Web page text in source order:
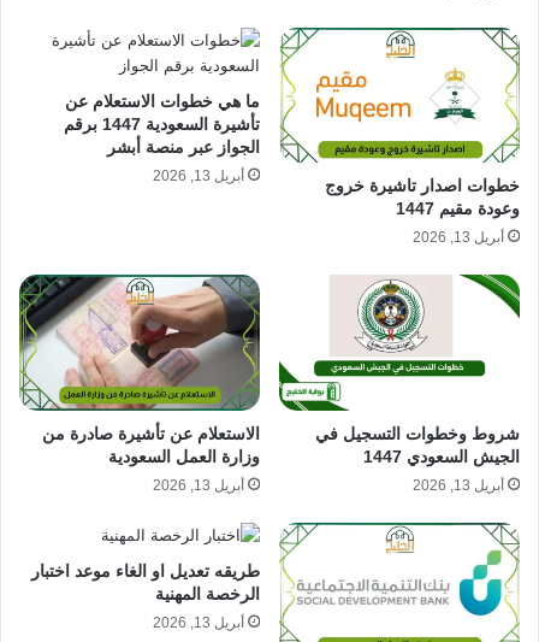
خطوات اصدار تاشيرة خروج
وعودة مقيم 1447
أبريل 13, 2026
ما هي خطوات الاستعلام عن
تأشيرة السعودية 1447 برقم
الجواز عبر منصة أبشر
أبريل 13, 2026
شروط وخطوات التسجيل في
الجيش السعودي 1447
أبريل 13, 2026
الاستعلام عن تأشيرة صادرة من
وزارة العمل السعودية
أبريل 13, 2026
طريقه تعديل او الغاء موعد اختبار
الرخصة المهنية
أبريل 13, 2026